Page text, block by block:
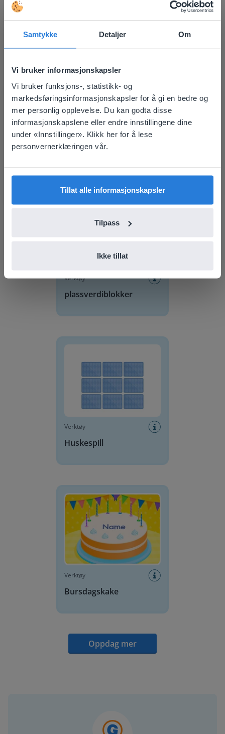
Samtykke Detaljer Om
Vi bruker informasjonskapsler
Vi bruker funksjons-, statistikk- og
markedsføringsinformasjonskapsler for å gi en bedre og
mer personlig opplevelse. Du kan godta disse
informasjonskapslene eller endre innstillingene dine
under «Innstillinger». Klikk her for å lese
personvernerklæringen vår.
Tillat alle informasjonskapsler
Tilpass
Ikke tillat
Oppdag mer!
Mapa de assentos da sala de aula
Verktøy
Mapa de assentos da
Verktøy
plassverdiblokker
Verktøy
Huskespill
Verktøy
Bursdagskake
Oppdag mer
This website doesn't match
your location
Based on your location, we think you might
prefer to visit our English website. There you'll
English
Norsk